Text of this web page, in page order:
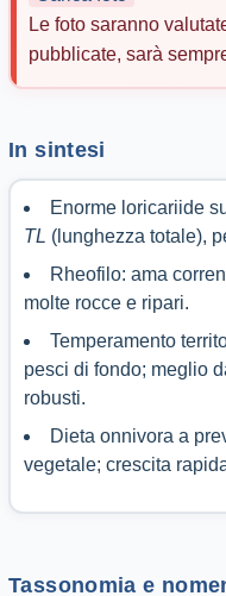
Le foto saranno
pubblicate, sarà
In sintesi
Enorme loricariide
TL (lunghezza totale),
Rheofilo: ama
molte rocce e ripari.
Temperamento
pesci di fondo; meglio
robusti.
Dieta onnivora a
vegetale; crescita
Tassonomia e